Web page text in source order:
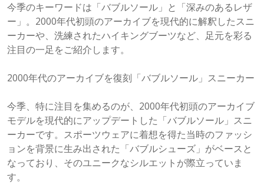
今季のキーワードは「バブルソール」と「深みのあるレザ
ー」。2000年代初頭のアーカイブを現代的に解釈したスニ
ーカーや、洗練されたハイキングブーツなど、足元を彩る
注目の一足をご紹介します。
2000年代のアーカイブを復刻「バブルソール」スニーカー
今季、特に注目を集めるのが、2000年代初頭のアーカイブ
モデルを現代的にアップデートした「バブルソール」スニ
ーカーです。スポーツウェアに着想を得た当時のファッシ
ョンを背景に生み出された「バブルシューズ」がベースと
なっており、そのユニークなシルエットが際立っていま
す。